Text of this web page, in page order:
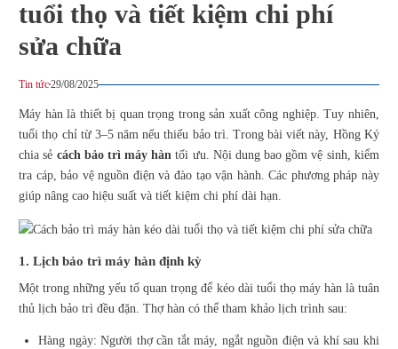
tuổi thọ và tiết kiệm chi phí
sửa chữa
Tin tức29/08/2025
Máy hànlà thiết bị quan trọng trong sản xuất công nghiệp. Tuy nhiên,
tuổi thọ chỉ từ 3–5 năm nếu thiếu bảo trì. Trong bài viết này, Hồng Ký
chia sẻ cách bảo trì máy hàn tối ưu. Nội dung bao gồm vệ sinh, kiểm
tra cáp, bảo vệ nguồn điện và đào tạo vận hành. Các phương pháp này
giúp nâng cao hiệu suất và tiết kiệm chi phí dài hạn.
1. Lịch bảo trì máy hàn định kỳ
Một trong những yếu tố quan trọng để kéo dài tuổi thọ máy hàn là tuân
thủ lịch bảo trì đều đặn. Thợ hàn có thể tham khảo lịch trình sau:
Hàng ngày: Người thợ cần tắt máy, ngắt nguồn điện và khí sau khi